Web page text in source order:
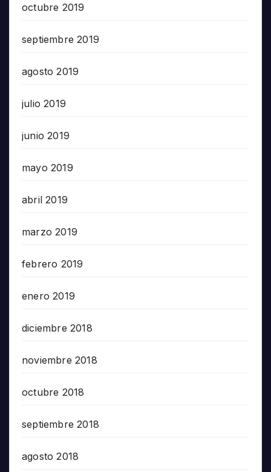
octubre 2019
septiembre 2019
agosto 2019
julio 2019
junio 2019
mayo 2019
abril 2019
marzo 2019
febrero 2019
enero 2019
diciembre 2018
noviembre 2018
octubre 2018
septiembre 2018
agosto 2018